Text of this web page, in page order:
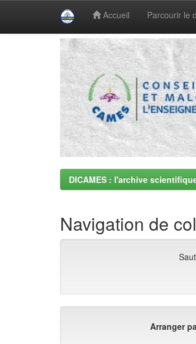
Accueil Parcourir le
DICAMES : l'archive
Navigation de
Arranger